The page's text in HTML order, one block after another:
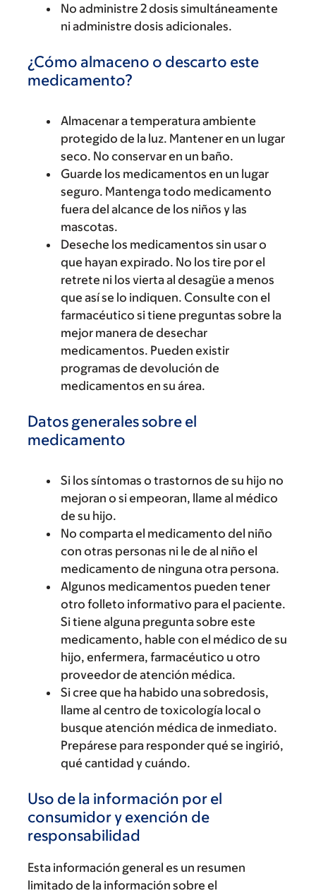
No administre 2 dosis simultáneamente
ni administre dosis adicionales.
¿Cómo almaceno o descarto este
medicamento?
Almacenar a temperatura ambiente
protegido de la luz. Mantener en un lugar
seco. No conservar en un baño.
Guarde los medicamentos en un lugar
seguro. Mantenga todo medicamento
fuera del alcance de los niños y las
mascotas.
Deseche los medicamentos sin usar o
que hayan expirado. No los tire por el
retrete ni los vierta al desagüe a menos
que así se lo indiquen. Consulte con el
farmacéutico si tiene preguntas sobre la
mejor manera de desechar
medicamentos. Pueden existir
programas de devolución de
medicamentos en su área.
Datos generales sobre el
medicamento
Si los síntomas o trastornos de su hijo no
mejoran o si empeoran, llame al médico
de su hijo.
No comparta el medicamento del niño
con otras personas ni le de al niño el
medicamento de ninguna otra persona.
Algunos medicamentos pueden tener
otro folleto informativo para el paciente.
Si tiene alguna pregunta sobre este
medicamento, hable con el médico de su
hijo, enfermera, farmacéutico u otro
proveedor de atención médica.
Si cree que ha habido una sobredosis,
llame al centro de toxicología local o
busque atención médica de inmediato.
Prepárese para responder qué se ingirió,
qué cantidad y cuándo.
Uso de la información por el
consumidor y exención de
responsabilidad
Esta información general es un resumen
limitado de la información sobre el